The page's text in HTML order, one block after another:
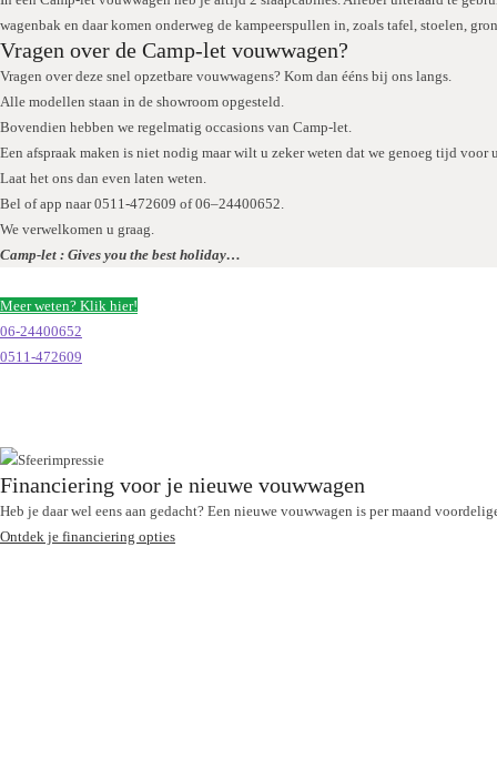
wagenbak en daar komen onderweg de kampeerspullen in, zoals tafel, stoelen,
Vragen over de Camp-let vouwwagen?
Vragen over deze snel opzetbare vouwwagens? Kom dan ééns bij ons langs.
Alle modellen staan in de showroom opgesteld.
Bovendien hebben we regelmatig occasions van Camp-let.
Een afspraak maken is niet nodig maar wilt u zeker weten dat we genoeg tijd
Laat het ons dan even laten weten.
Bel of app naar 0511-472609 of 06–24400652.
We verwelkomen u graag.
Camp-let : Gives you the best holiday…
Meer weten? Klik hier!
06-24400652
0511-472609
Financiering voor je nieuwe vouwwagen
Heb je daar wel eens aan gedacht? Een nieuwe vouwwagen is per maand
Ontdek je financiering opties